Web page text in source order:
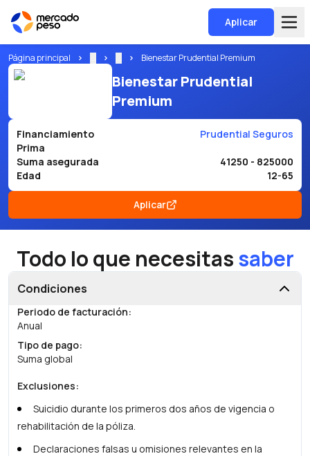
Aplicar
Página principal Bienestar Prudential Premium
Bienestar Prudential
Premium
Financiamiento
Prudential Seguros
Prima
Suma asegurada
41250 - 825000
Edad
12-65
Aplicar
Todo lo que necesitassaber
Condiciones
Periodo de facturación:
Anual
Tipo de pago:
Suma global
Exclusiones:
Suicidio durante los primeros dos años de vigencia o
rehabilitación de la póliza.
Declaraciones falsas u omisiones relevantes en la